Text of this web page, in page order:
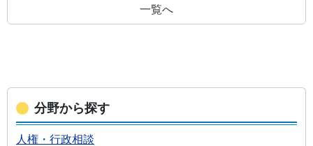
一覧へ
分野から探す
人権・行政相談